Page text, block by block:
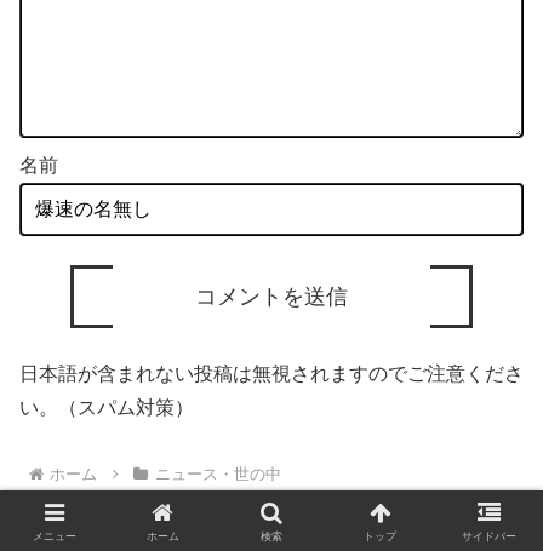
名前
日本語が含まれない投稿は無視されますのでご注意くださ
い。（スパム対策）
ホーム ニュース・世の中
メニュー ホーム 検索 トップ サイドバー